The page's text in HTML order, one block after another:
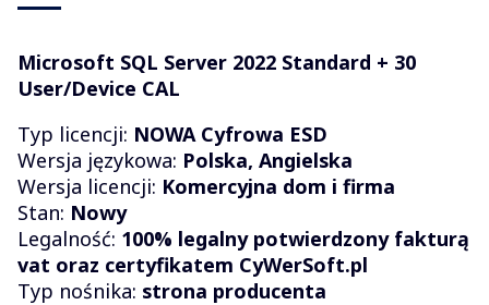
Microsoft SQL Server 2022 Standard + 30
User/Device CAL
Typ licencji: NOWA Cyfrowa ESD
Wersja językowa: Polska, Angielska
Wersja licencji: Komercyjna dom i firma
Stan: Nowy
Legalność: 100% legalny potwierdzony fakturą
vat oraz certyfikatem CyWerSoft.pl
Typ nośnika: strona producenta